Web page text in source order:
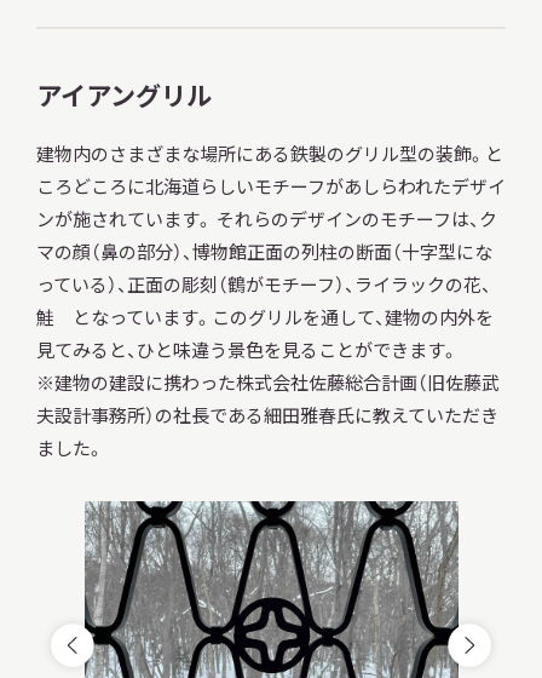
アイアングリル
建物内のさまざまな場所にある鉄製のグリル型の装飾。と
ころどころに北海道らしいモチーフがあしらわれたデザイ
ンが施されています。 それらのデザインのモチーフは、ク
マの顔（鼻の部分）、博物館正面の列柱の断面（十字型にな
っている）、正面の彫刻（鶴がモチーフ）、ライラックの花、
鮭 となっています。このグリルを通して、建物の内外を
見てみると、ひと味違う景色を見ることができます。
※建物の建設に携わった株式会社佐藤総合計画（旧佐藤武
夫設計事務所）の社長である細田雅春氏に教えていただき
ました。